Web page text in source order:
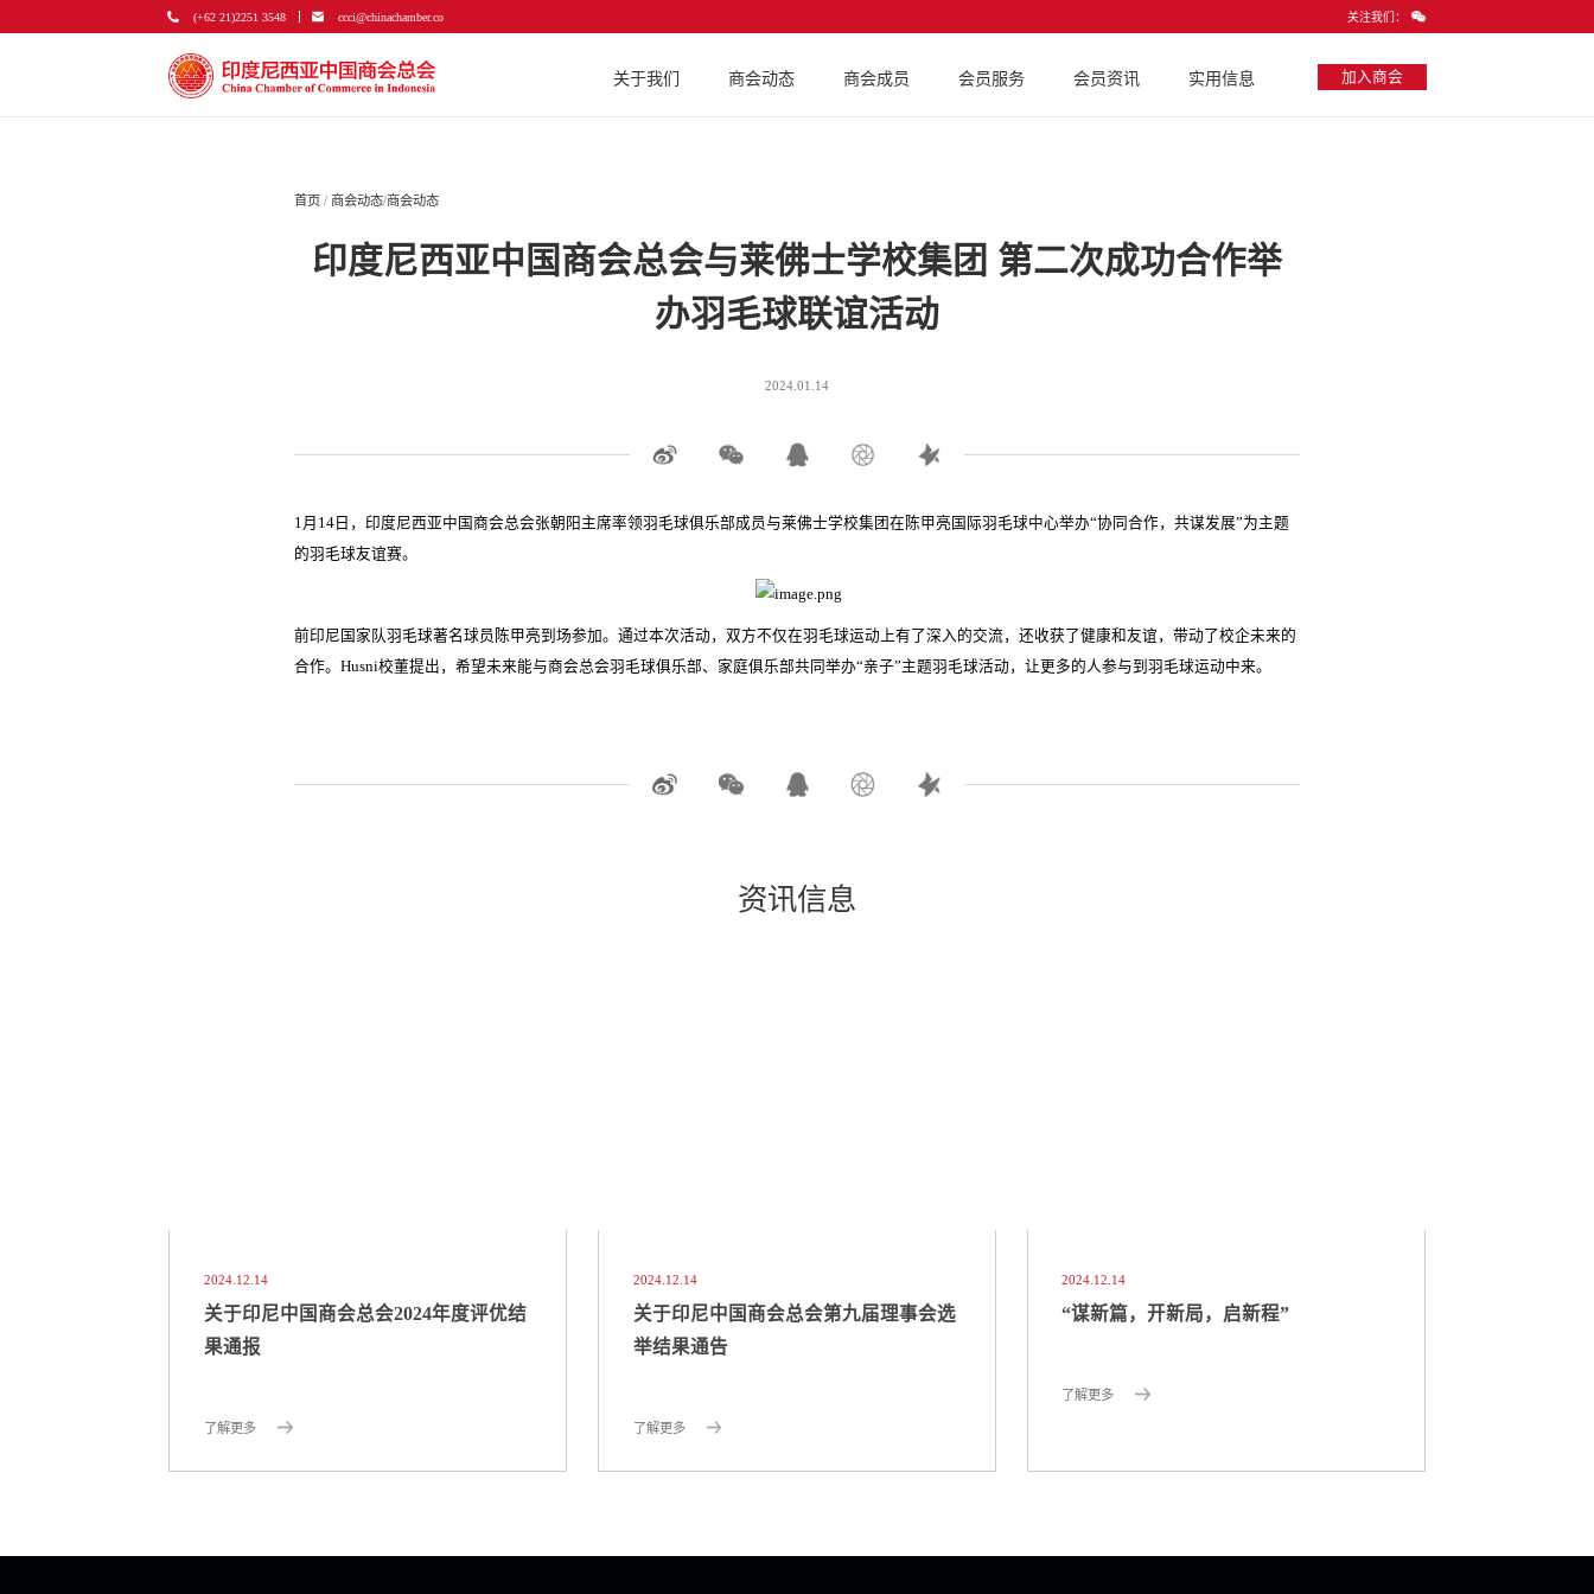
(+62 21)2251 3548 ccci@chinachamber.co 关注我们：
关于我们 商会动态 商会成员 会员服务 会员资讯 实用信息 加入商会
首页 /商会动态/商会动态
印度尼西亚中国商会总会与莱佛士学校集团 第二次成功合作举
办羽毛球联谊活动
2024.01.14
1月14日，印度尼西亚中国商会总会张朝阳主席率领羽毛球俱乐部成员与莱佛士学校集团在陈甲亮国际羽毛球中心举办“协同合作，共谋发展”为主题
的羽毛球友谊赛。
前印尼国家队羽毛球著名球员陈甲亮到场参加。通过本次活动，双方不仅在羽毛球运动上有了深入的交流，还收获了健康和友谊，带动了校企未来的
合作。Husni校董提出，希望未来能与商会总会羽毛球俱乐部、家庭俱乐部共同举办“亲子”主题羽毛球活动，让更多的人参与到羽毛球运动中来。
资讯信息
2024.12.14
关于印尼中国商会总会2024年度评优结
果通报
了解更多
2024.12.14
关于印尼中国商会总会第九届理事会选
举结果通告
了解更多
2024.12.14
“谋新篇，开新局，启新程”
了解更多